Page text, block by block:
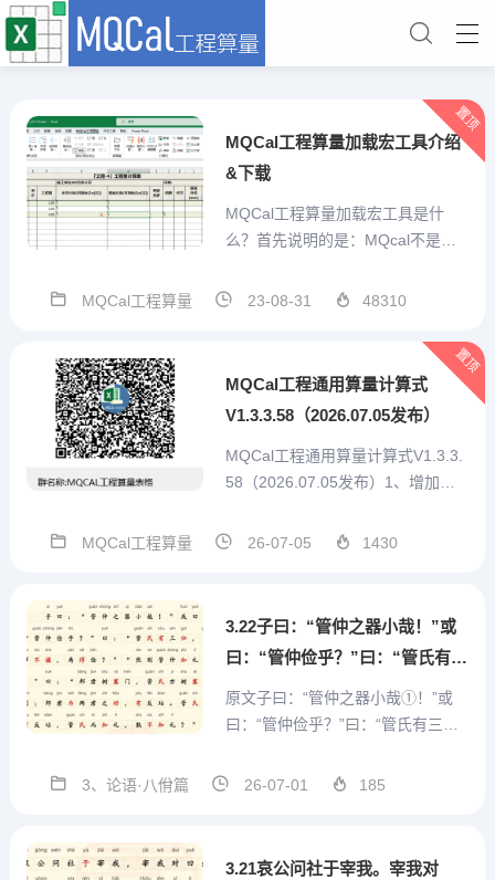
MQCal工程算量加载宏工具介绍
&下载
MQCal工程算量加载宏工具是什
么？首先说明的是：MQcal不是一
值工具。他是我本人结合手工算量
算量表格自己设计、重复项目便捷
输入、特殊标记、汇总统计、打印
或打印为pdf、造价预估...
MQCal工程算量 23-08-31 48310
置顶
MQCal工程通用算量计算式
V1.3.3.58（2026.07.05发布）
MQCal工程通用算量计算式V1.3.3.
58（2026.07.05发布）1、增加技
通用算量计算式V1.3.3.56 2026.07.
板设置...
MQCal工程算量 26-07-05 1430
置顶
3.22子曰：“管仲之器小哉！”或
曰：“管仲俭乎？”曰：“管氏有三
归，官事不摄，焉得俭？”“然则
管仲知礼乎？”曰：“邦君树塞
之好，有反坫。管氏亦有反坫，
原文子曰：“管仲之器小哉①！”或
曰：“管仲俭乎？”曰：“管氏有三归
仲知礼乎？"曰：“邦君树塞门④，管
礼，孰不知礼？”注音子zǐ曰yuē：...
3、论语·八佾篇 26-07-01 185
3.21哀公问社于宰我。宰我对